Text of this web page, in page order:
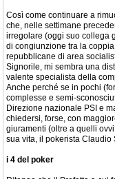
Così come continuare a
che, nelle settimane
irregolare (oggi suo collega
di congiunzione tra la
repubblicane di area
Signorile, mi sembra una
valente specialista della
Anche perché se in pochi
complesse e semi-
Direzione nazionale PSI e
chiedersi, forse, con
giuramenti (oltre a quelli
sua vita, il pokerista
i 4 del poker